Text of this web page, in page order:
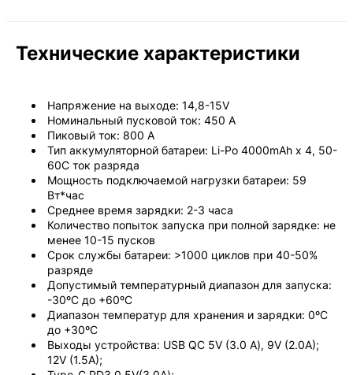
Технические характеристики
Напряжение на выходе: 14,8-15V
Номинальный пусковой ток: 450 A
Пиковый ток: 800 А
Тип аккумуляторной батареи: Li-Po 4000mAh x 4, 50-
60С ток разряда
Мощность подключаемой нагрузки батареи: 59
Вт*час
Среднее время зарядки: 2-3 часа
Количество попыток запуска при полной зарядке: не
менее 10-15 пусков
Срок службы батареи: >1000 циклов при 40-50%
разряде
Допустимый температурный диапазон для запуска:
-30ºС до +60ºС
Диапазон температур для хранения и зарядки: 0ºС
до +30ºС
Выходы устройства: USB QC 5V (3.0 А), 9V (2.0A);
12V (1.5A);